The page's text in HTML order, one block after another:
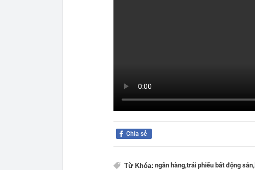
Chia sẻ
Từ Khóa: ngân hàng,trái phiếu bất động sản,